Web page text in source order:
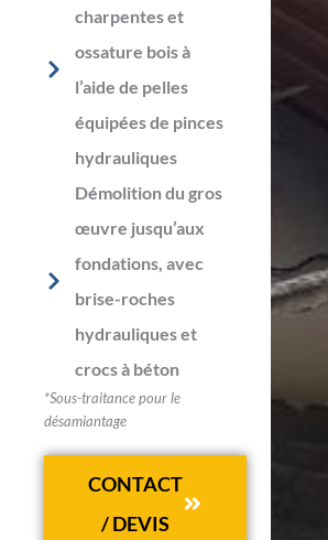
charpentes et
ossature bois à
l’aide de pelles
équipées de pinces
hydrauliques
Démolition du gros
œuvre jusqu’aux
fondations, avec
brise-roches
hydrauliques et
crocs à béton
*Sous-traitance pour le
désamiantage
CONTACT
/ DEVIS